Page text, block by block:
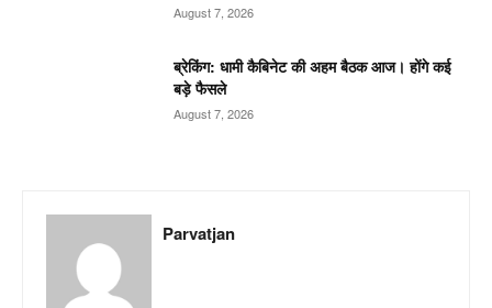
August 7, 2026
ब्रेकिंग: धामी कैबिनेट की अहम बैठक आज। होंगे कई
बड़े फैसले
August 7, 2026
Parvatjan